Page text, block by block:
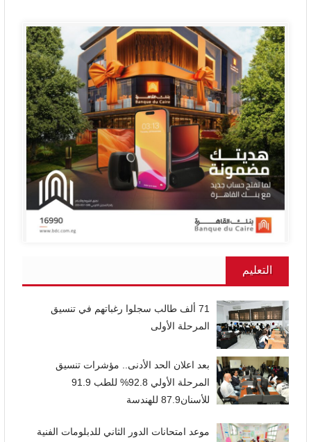
التعليم
71 ألف طالب سجلوا رغباتهم في تنسيق
المرحلة الأولى
بعد اعلان الحد الأدنى.. مؤشرات تنسيق
المرحلة الأولي 92.8% للطب 91.9
للأسنان87.9 للهندسة
موعد امتحانات الدور الثاني للدبلومات الفنية